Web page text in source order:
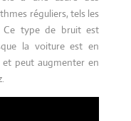
réguliers, tels les
Ce type de bruit est
la voiture est en
peut augmenter en